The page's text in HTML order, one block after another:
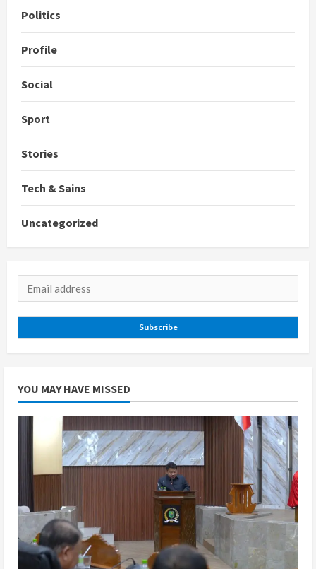
Politics
Profile
Social
Sport
Stories
Tech & Sains
Uncategorized
Subscribe
YOU MAY HAVE MISSED